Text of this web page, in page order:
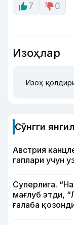
7
0
Изоҳлар
Изоҳ
Сўнгги
Австрия
гаплари учун
Суперлига.
мағлуб этди,
ғалаба